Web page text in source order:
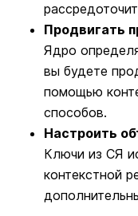
Продвигать
Ядро
вы будете
помощью
способов.
Настроить
Ключи из СЯ
контекстной